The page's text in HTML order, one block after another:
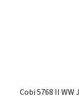
Cobi 5768 II WW